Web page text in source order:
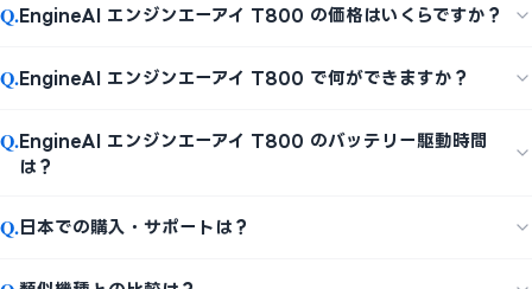
Q.EngineAI エンジンエーアイ T800 の価格はいくらですか？
Q.EngineAI エンジンエーアイ T800 で何ができますか？
Q.EngineAI エンジンエーアイ T800 のバッテリー駆動時間
は？
Q.日本での購入・サポートは？